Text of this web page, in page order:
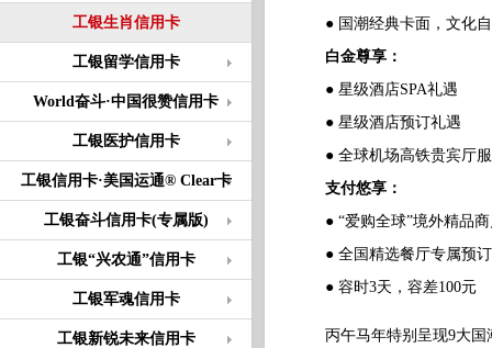
工银生肖信用卡
工银留学信用卡
World奋斗·中国很赞信用卡
工银医护信用卡
工银信用卡·美国运通® Clear卡
工银奋斗信用卡(专属版)
工银“兴农通”信用卡
工银军魂信用卡
工银新锐未来信用卡
● 国潮经典卡面，文化自
白金尊享：
● 星级酒店SPA礼遇
● 星级酒店预订礼遇
● 全球机场高铁贵宾厅
支付悠享：
● “爱购全球”境外精品商
● 全国精选餐厅专属预订
● 容时3天，容差100元
丙午马年特别呈现9大国